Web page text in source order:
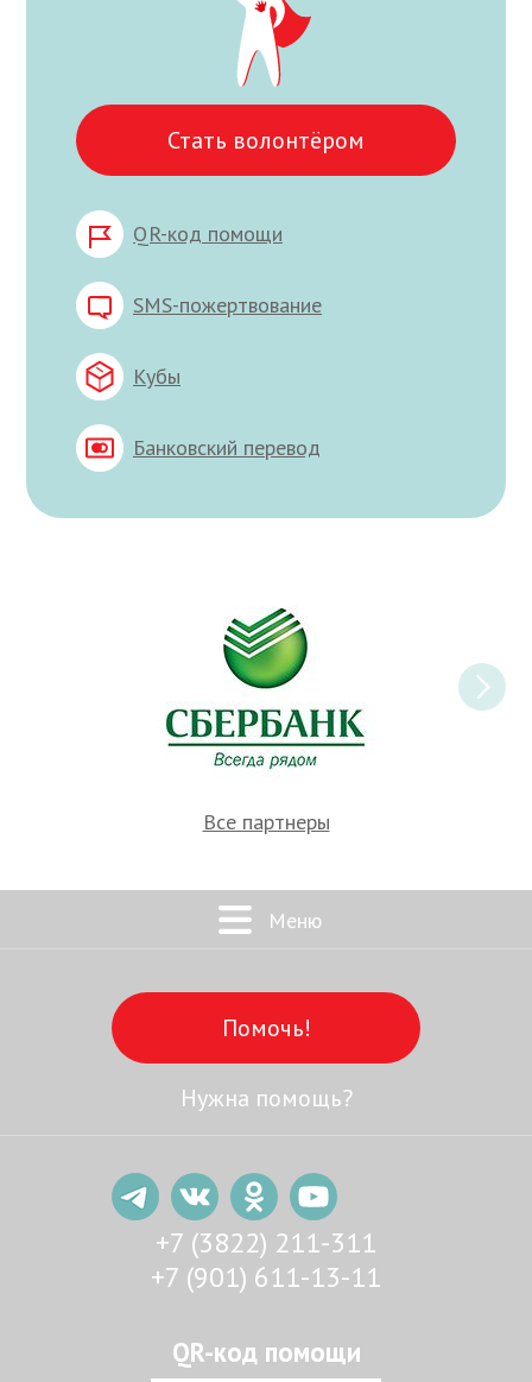
Стать волонтёром
QR-код помощи
SMS-пожертвование
Кубы
Банковский перевод
Все партнеры
Меню
Помочь!
Нужна помощь?
+7 (3822) 211-311
+7 (901) 611-13-11